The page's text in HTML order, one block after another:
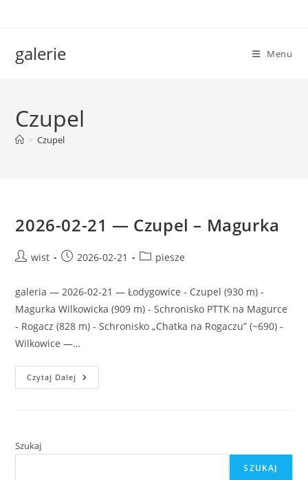
galerie Menu
Czupel
> Czupel
2026-02-21 — Czupel – Magurka
Postwist
Post2026-02-21
Postpiesze
galeria — 2026-02-21 — Łodygowice - Czupel (930 m) -
Magurka Wilkowicka (909 m) - Schronisko PTTK na Magurce
- Rogacz (828 m) - Schronisko „Chatka na Rogaczu” (~690) -
Wilkowice —…
Czytaj Dalej 2026-
02-
Szukaj
SZUKAJ